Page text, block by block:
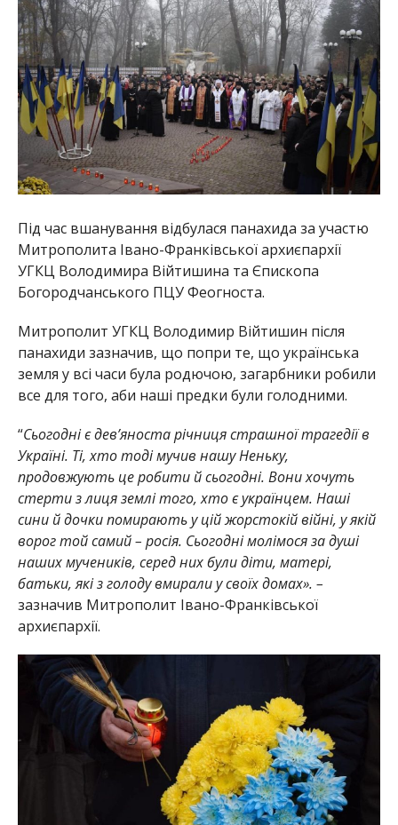
Під час вшанування відбулася панахида за участю
Митрополита Івано-Франківської архиєпархії
УГКЦ Володимира Війтишина та Єпископа
Богородчанського ПЦУ Феогноста.
Митрополит УГКЦ Володимир Війтишин після
панахиди зазначив, що попри те, що українська
земля у всі часи була родючою, загарбники робили
все для того, аби наші предки були голодними.
“Сьогодні є дев’яноста річниця страшної трагедії в
Україні. Ті, хто тоді мучив нашу Неньку,
продовжують це робити й сьогодні. Вони хочуть
стерти з лиця землі того, хто є українцем. Наші
сини й дочки помирають у цій жорстокій війні, у якій
ворог той самий – росія. Сьогодні молімося за душі
наших мучеників, серед них були діти, матері,
батьки, які з голоду вмирали у своїх домах». –
зазначив Митрополит Івано-Франківської
архиєпархії.